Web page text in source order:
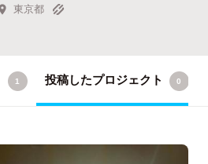
東京都
1 投稿したプロジェクト 0